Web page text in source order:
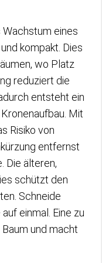
eines
kompakt. Dies
wo Platz
reduziert die
entsteht ein
Mit
Risiko von
entfernst
Die älteren,
schützt den
Schneide
einmal. Eine zu
und macht